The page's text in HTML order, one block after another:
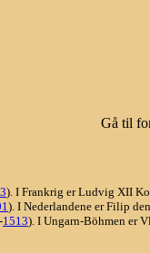
Gå til
). I Frankrig er Ludvig XII
). I Nederlandene er Filip
1513). I Ungarn-Böhmen er